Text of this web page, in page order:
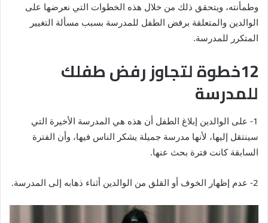
وطمأنته، ويتحقق ذلك من خلال هذه الخطوات التي نعرضها على
الوالدين والمتعلقة برفض الطفل للمدرسة بسبب مسألة التغيير
المتكرر للمدرسة.
12خطوة لتجاوز رفض طفلك
للمدرسة
1- على الوالدين إبلاغ الطفل أن هذه هي المدرسة الأخيرة التي
سينتقل إليها، لأنها مدرسة جميلة يشكر الناس فيها، وأن الفترة
السابقة كانت فترة بحث عنها.
2- عدم إظهار الخوف أو القلق من الوالدين أثناء ذهابه إلى المدرسة.